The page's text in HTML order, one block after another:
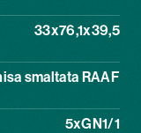
33x76,1x39,5
smaltata RAAF
5xGN1/1